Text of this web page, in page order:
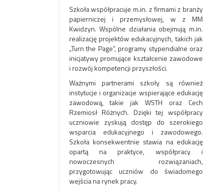
Szkoła współpracuje m.in. z firmami z branży
papierniczej i przemysłowej, w z MM
Kwidzyn. Wspólne działania obejmują m.in.
realizację projektów edukacyjnych, takich jak
„Turn the Page”, programy stypendialne oraz
inicjatywy promujące kształcenie zawodowe
i rozwój kompetencji przyszłości.
Ważnymi partnerami szkoły są również
instytucje i organizacje wspierające edukację
zawodową, takie jak WSTH oraz Cech
Rzemiosł Różnych. Dzięki tej współpracy
uczniowie zyskują dostęp do szerokiego
wsparcia edukacyjnego i zawodowego.
Szkoła konsekwentnie stawia na edukację
opartą na praktyce, współpracy i
nowoczesnych rozwiązaniach,
przygotowując uczniów do świadomego
wejścia na rynek pracy.